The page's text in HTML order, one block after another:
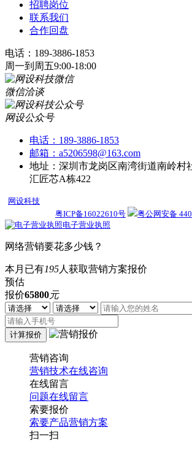
招聘岗位
联系我们
合作回盘
电话：189-3886-1853
周一到周五9:00-18:00
微信洽谈
网设公众号
电话：189-3886-1853
邮箱：a5206598@163.com
地址：深圳市龙岗区南湾街道南岭村
汇匠芯A栋422
网设科技
粤ICP备16022610号
粤公网安备
电子营业执照
网络营销要花多少钱？
本月已有195人获取营销方案报价
预估
报价65800元
营销咨询
营销技术在线咨询
在线留言
问题在线留言
索要报价
索要产品营销方案
扫一扫